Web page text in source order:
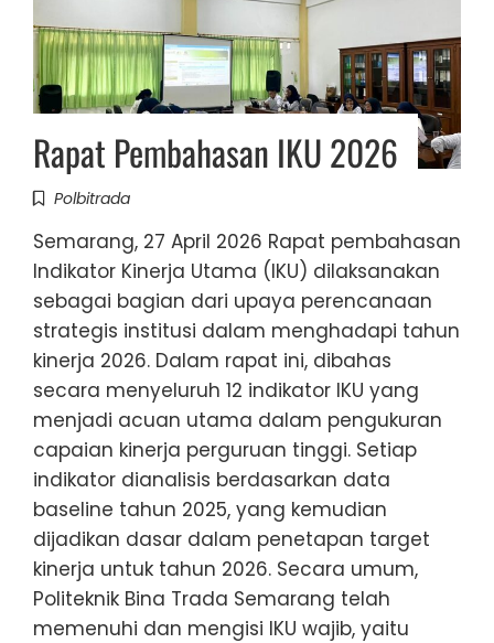
Rapat Pembahasan IKU 2026
Polbitrada
Semarang, 27 April 2026 Rapat pembahasan
Indikator Kinerja Utama (IKU) dilaksanakan
sebagai bagian dari upaya perencanaan
strategis institusi dalam menghadapi tahun
kinerja 2026. Dalam rapat ini, dibahas
secara menyeluruh 12 indikator IKU yang
menjadi acuan utama dalam pengukuran
capaian kinerja perguruan tinggi. Setiap
indikator dianalisis berdasarkan data
baseline tahun 2025, yang kemudian
dijadikan dasar dalam penetapan target
kinerja untuk tahun 2026. Secara umum,
Politeknik Bina Trada Semarang telah
memenuhi dan mengisi IKU wajib, yaitu